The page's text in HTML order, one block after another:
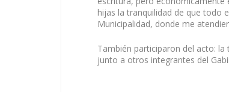
hijas la tranquilidad de que todo
Municipalidad, donde me
También participaron del acto: la
junto a otros integrantes del